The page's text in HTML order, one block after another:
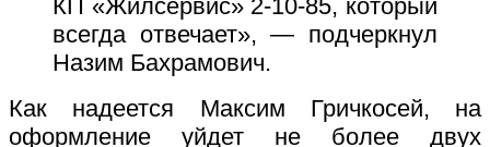
КП «Жилсервис» 2-10-85, который
всегда отвечает», — подчеркнул
Назим Бахрамович.
Как надеется Максим Гричкосей, на
оформление уйдет не более двух